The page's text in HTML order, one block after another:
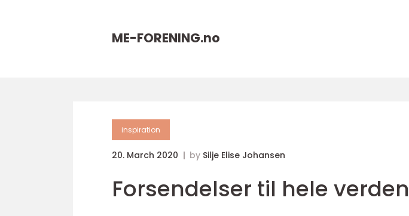
ME-FORENING.no
inspiration
20. March 2020 by Silje Elise Johansen
Forsendelser til hele verden